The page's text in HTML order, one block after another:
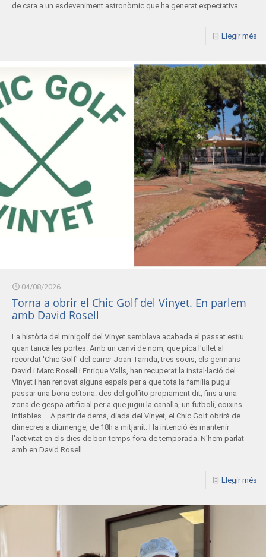
de cara a un esdeveniment astronòmic que ha generat expectativa.
Llegir més
04/08/2026
Torna a obrir el Chic Golf del Vinyet. En parlem
amb David Rosell
La història del minigolf del Vinyet semblava acabada el passat estiu
quan tancà les portes. Amb un canvi de nom, que pica l'ullet al
recordat 'Chic Golf' del carrer Joan Tarrida, tres socis, els germans
David i Marc Rosell i Enrique Valls, han recuperat la instal·lació del
Vinyet i han renovat alguns espais per a que tota la familia pugui
passar una bona estona: des del golfito propiament dit, fins a una
zona de gespa artificial per a que jugui la canalla, un futbolí, coixins
inflables.... A partir de demà, diada del Vinyet, el Chic Golf obrirà de
dimecres a diumenge, de 18h a mitjanit. I la intenció és mantenir
l'activitat en els dies de bon temps fora de temporada. N'hem parlat
amb en David Rosell.
Llegir més